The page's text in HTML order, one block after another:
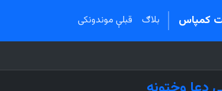
کمپاس بلاګ قبلې موندونکی